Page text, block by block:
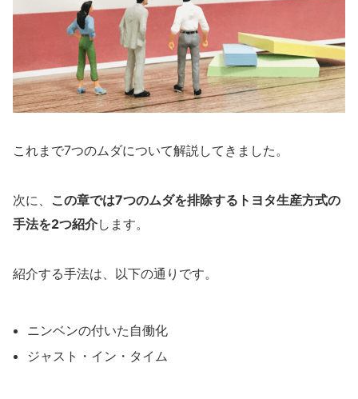
これまで7つのムダについて解説してきました。
次に、 この章では7つのムダを排除するトヨタ生産方式の
手法を2つ紹介します。
紹介する手法は、以下の通りです。
ニンベンの付いた自働化
ジャスト・イン・タイム